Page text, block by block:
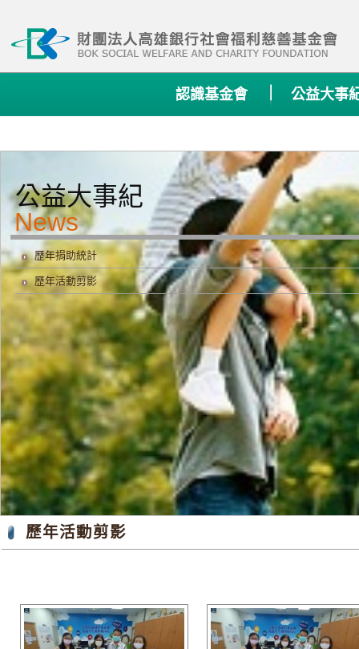
認識基金會 公益大事
公益大事紀
歷年捐助統計
歷年活動剪影
歷年活動剪影